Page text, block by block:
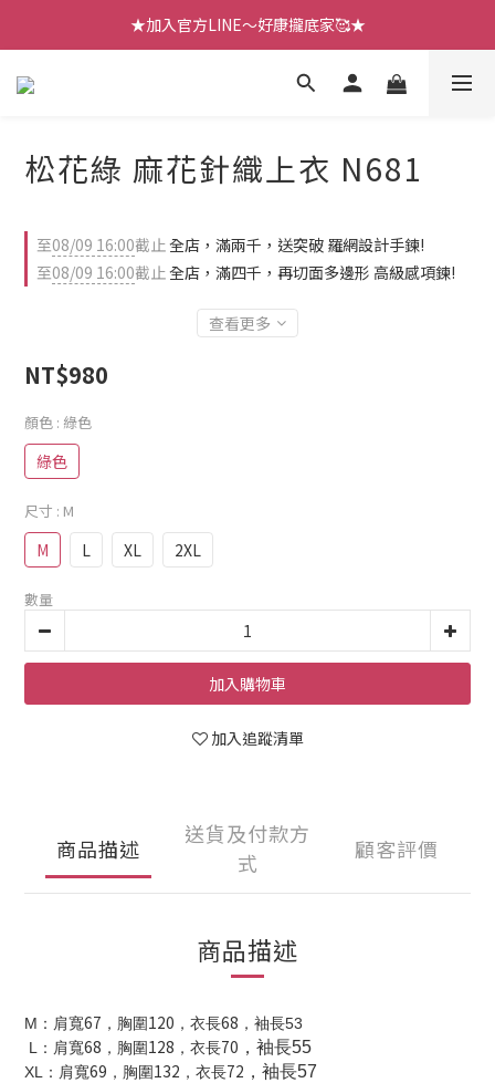
【七月新品】上架了!! 限時折扣優惠😍
★加入官方LINE～好康攏底家🥰★
【七月新品】上架了!! 限時折扣優惠😍
松花綠 麻花針織上衣 N681
至08/09 16:00截止全店，滿兩千，送突破 羅網設計手鍊!
至08/09 16:00截止全店，滿四千，再切面多邊形 高級感項鍊!
查看更多
NT$980
顏色 : 綠色
綠色
尺寸 : M
M L XL 2XL
數量
加入購物車
加入追蹤清單
商品描述
送貨及付款方
式
顧客評價
商品描述
M ：肩寬67 ，胸圍120 ，衣長68 ，袖長53
L
：肩寬68 ，胸圍128 ，衣長70 ，袖長55
XL ：肩寬69 ，胸圍132 ，衣長72 ，袖長57